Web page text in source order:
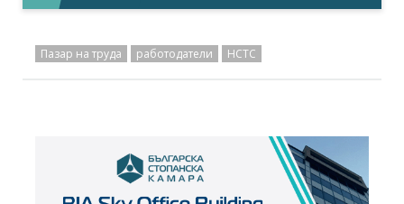
Пазар на труда работодатели НСТС